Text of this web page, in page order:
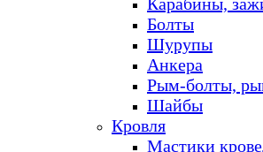
Болты
Шурупы
Анкера
Рым-болты,
Шайбы
Кровля
Мастики